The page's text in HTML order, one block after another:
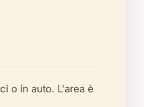
o in auto. L'area è